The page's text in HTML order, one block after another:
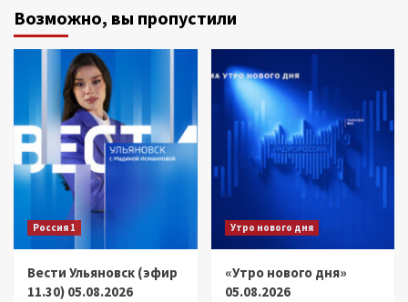
Возможно, вы пропустили
Россия 1
Вести Ульяновск (эфир
11.30) 05.08.2026
Утро нового дня
«Утро нового дня»
05.08.2026